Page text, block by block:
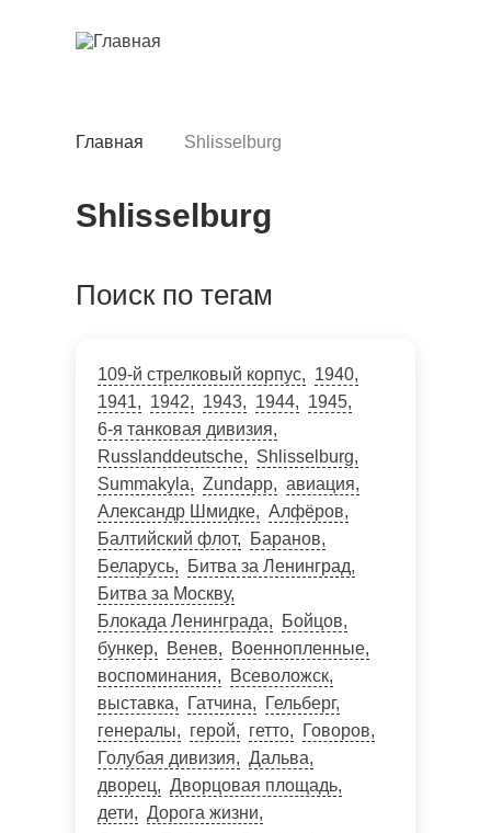
основному
навигации
Главная Shlisselburg
Shlisselburg
Поиск по тегам
109-й стрелковый корпус
1940
1941
1942 1943 1944
1945
6-я танковая дивизия
Russlanddeutsche
Shlisselburg
Summakyla
Zundapp
авиация
Александр Шмидке
Алфёров
Балтийский флот
Баранов
Беларусь
Битва за Ленинград
Битва за Москву
Блокада Ленинграда
Бойцов
бункер
Венев
Военнопленные
воспоминания
Всеволожск
выставка
Гатчина
Гельберг
генералы
герой гетто
Говоров
Голубая дивизия
Дальва
дворец
Дворцовая площадь
дети
Дорога жизни